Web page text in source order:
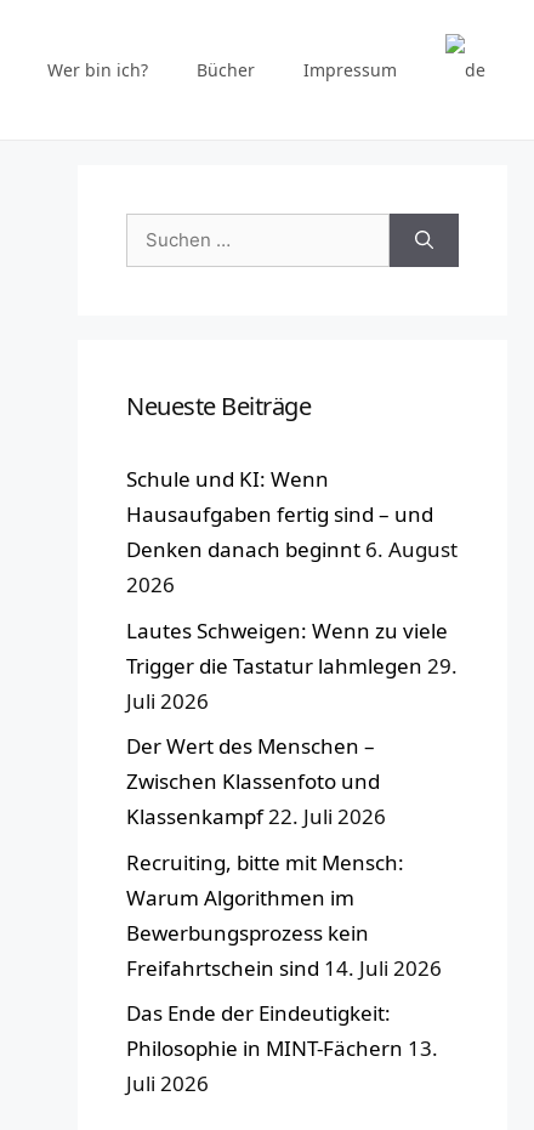
Wer bin ich? Bücher Impressum
Suchen
nach:
Neueste Beiträge
Schule und KI: Wenn
Hausaufgaben fertig sind – und
Denken danach beginnt 6. August
2026
Lautes Schweigen: Wenn zu viele
Trigger die Tastatur lahmlegen 29.
Juli 2026
Der Wert des Menschen –
Zwischen Klassenfoto und
Klassenkampf22. Juli 2026
Recruiting, bitte mit Mensch:
Warum Algorithmen im
Bewerbungsprozess kein
Freifahrtschein sind 14. Juli 2026
Das Ende der Eindeutigkeit:
Philosophie in MINT-Fächern 13.
Juli 2026